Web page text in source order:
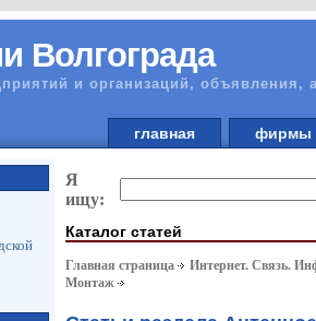
Волгограда
и организаций, объявления,
главная
Я
ищу:
Каталог статей
Главная страница
Интернет. Связь.
Монтаж